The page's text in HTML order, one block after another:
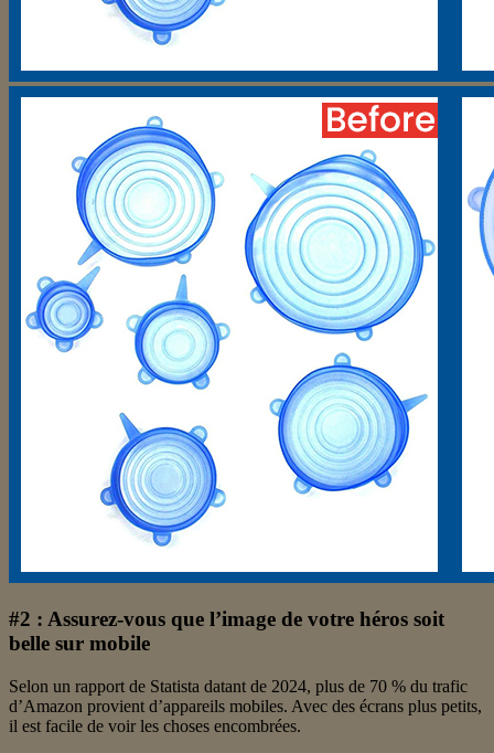
#2 : Assurez-vous que l’image de votre héros soit
belle sur mobile
Selon un rapport de Statista datant de 2024, plus de 70 % du trafic
d’Amazon provient d’appareils mobiles. Avec des écrans plus petits,
il est facile de voir les choses encombrées.